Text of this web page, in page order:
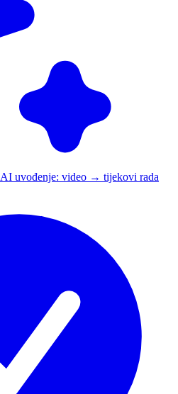
AI uvođenje: video → tijekovi rada